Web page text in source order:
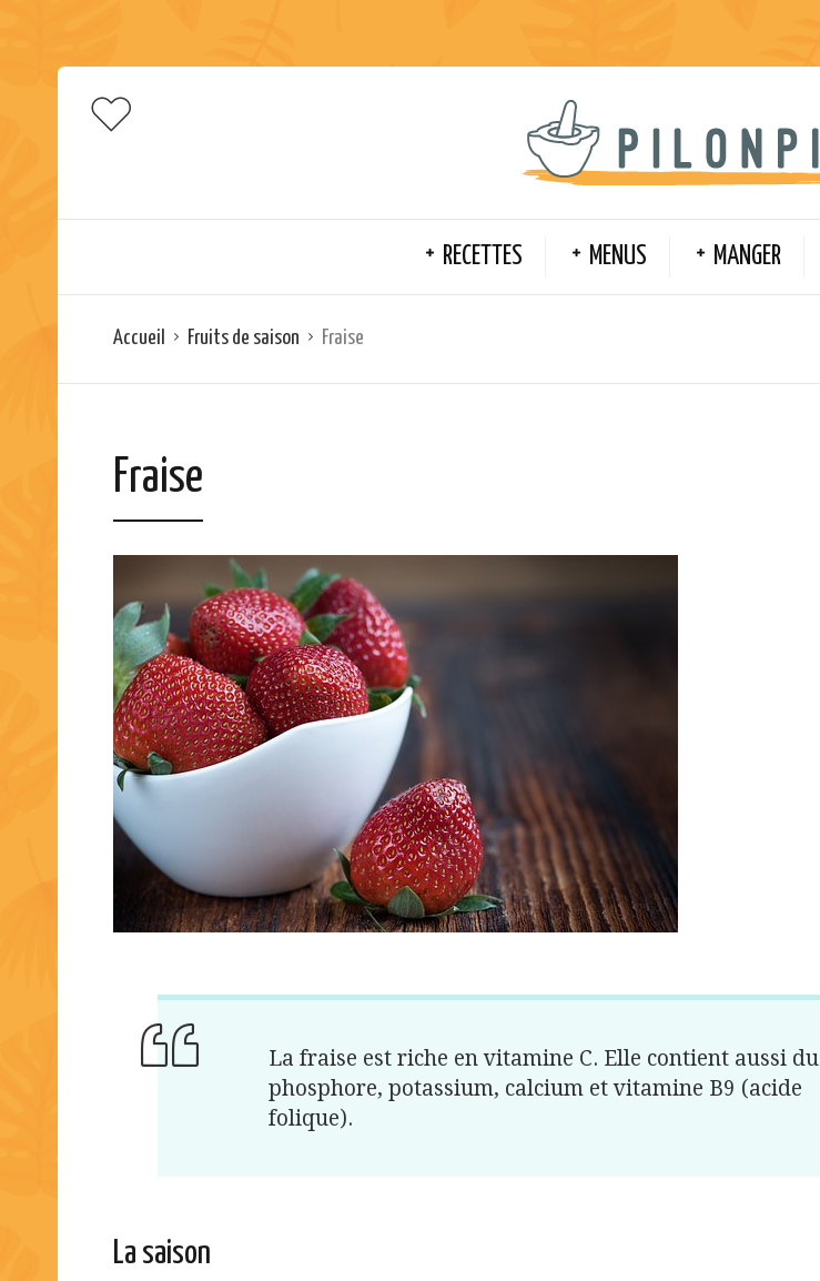
RECETTES MENUS MANGER
Accueil Fruits de saison Fraise
Fraise
La fraise est riche en vitamine C. Elle contient aussi du
phosphore, potassium, calcium et vitamine B9 (acide
folique).
La saison